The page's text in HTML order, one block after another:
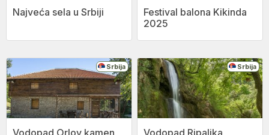
Najveća sela u Srbiji
Festival balona Kikinda
2025
Srbija
Vodopad Orlov kamen
Srbija
Vodopad Ripaljka